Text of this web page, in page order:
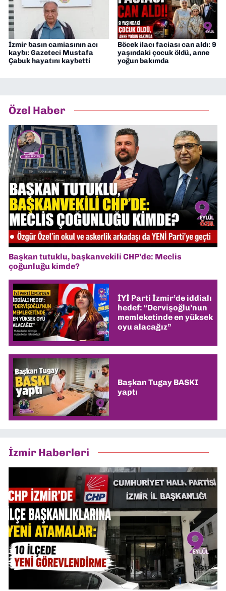
İzmir basın camiasının acı
kaybı: Gazeteci Mustafa
Çabuk hayatını kaybetti
Böcek ilacı faciası can aldı: 9
yaşındaki çocuk öldü, anne
yoğun bakımda
Özel Haber
Başkan tutuklu, başkanvekili CHP’de: Meclis
çoğunluğu kimde?
İYİ Parti İzmir’de iddialı
hedef: “Dervişoğlu’nun
memleketinde en yüksek
oyu alacağız”
Başkan Tugay BASKI
yaptı
İzmir Haberleri